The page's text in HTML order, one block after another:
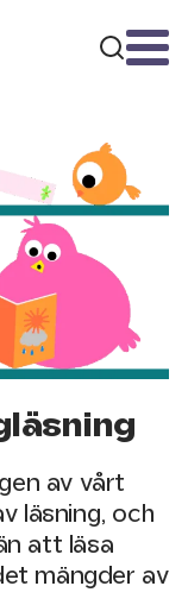
av vårt
läsning, och
att läsa
mängder av